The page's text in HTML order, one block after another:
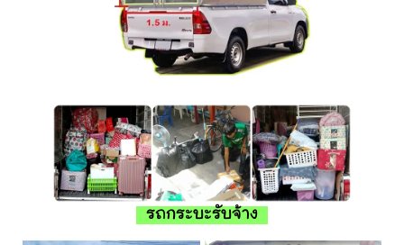
รถกระบะรับจ้าง